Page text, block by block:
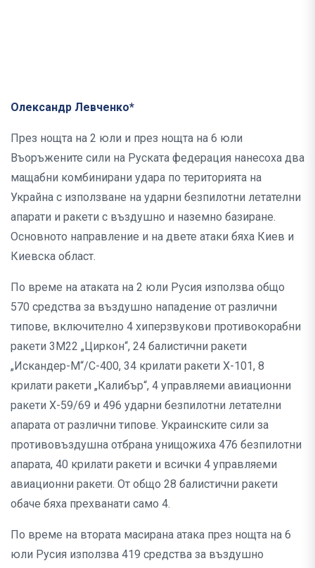
Олександр Левченко*
През нощта на 2 юли и през нощта на 6 юли
Въоръжените сили на Руската федерация нанесоха два
мащабни комбинирани удара по територията на
Украйна с използване на ударни безпилотни летателни
апарати и ракети с въздушно и наземно базиране.
Основното направление и на двете атаки бяха Киев и
Киевска област.
По време на атаката на 2 юли Русия използва общо
570 средства за въздушно нападение от различни
типове, включително 4 хиперзвукови противокорабни
ракети 3М22 „Циркон“, 24 балистични ракети
„Искандер-М“/С-400, 34 крилати ракети Х-101, 8
крилати ракети „Калибър“, 4 управляеми авиационни
ракети Х-59/69 и 496 ударни безпилотни летателни
апарата от различни типове. Украинските сили за
противовъздушна отбрана унищожиха 476 безпилотни
апарата, 40 крилати ракети и всички 4 управляеми
авиационни ракети. От общо 28 балистични ракети
обаче бяха прехванати само 4.
По време на втората масирана атака през нощта на 6
юли Русия използва 419 средства за въздушно